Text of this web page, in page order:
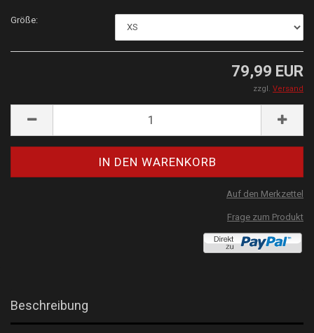
Größe:
79,99 EUR
zzgl. Versand
Auf den Merkzettel
Frage zum Produkt
Beschreibung